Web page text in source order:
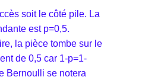
soit le côté pile. La
est p=0,5.
la pièce tombe sur le
de 0,5 car 1-p=1-
Bernoulli se notera